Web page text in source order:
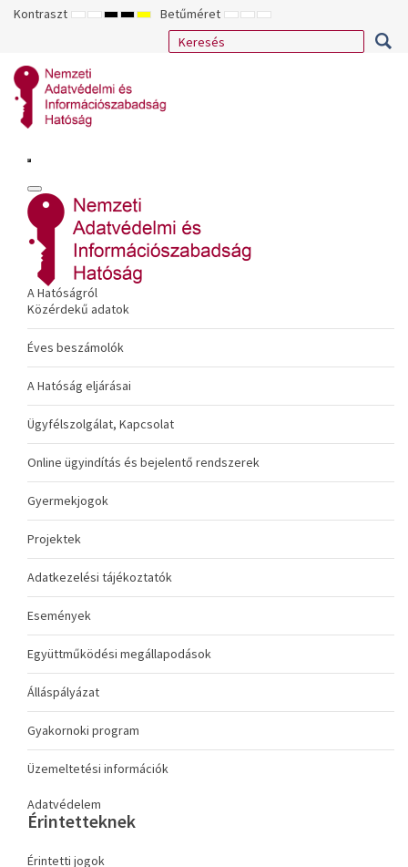
Kontraszt ALAPÉRTELMEZETT
ÉJSZAKAI
NAGY
KONTRASZTÚ
NAGY
KONTRASZTÚ
NAGY
KONTRASZTÚ
SÁRGA
FEKETE
Betűméret KISEBB
BETŰTÍPUS
ALAPÉRTELMEZETT
BETŰMÉRET
NAGYOBB
BETŰMÉRET
A Hatóságról
Közérdekű adatok
Éves beszámolók
A Hatóság eljárásai
Ügyfélszolgálat, Kapcsolat
Online ügyindítás és bejelentő rendszerek
Gyermekjogok
Projektek
Adatkezelési tájékoztatók
Események
Együttműködési megállapodások
Álláspályázat
Gyakornoki program
Üzemeltetési információk
Adatvédelem
Érintetteknek
Érintetti jogok